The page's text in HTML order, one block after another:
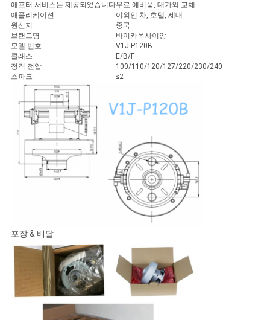
PRIVACY
POLICY
애프터 서비스는 제공되었습니다무료 예비품, 대가와 교체
애플리케이션
야외인 차, 호텔, 세대
원산지
중국
브랜드명
바이카옥사이앙
모델 번호
V1J-P120B
클래스
E/B/F
정격 전압
100/110/120/127/220/230/240
스파크
≤2
포장 & 배달